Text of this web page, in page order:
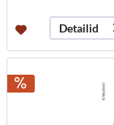
Detailid